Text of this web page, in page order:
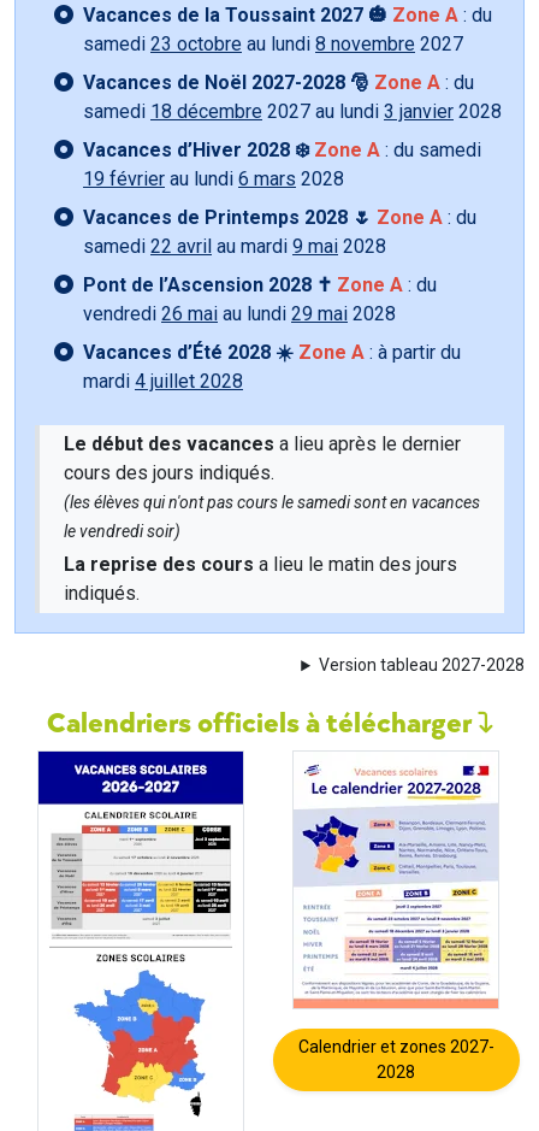
Vacances de la Toussaint 2027 🎃 Zone A : du
samedi 23 octobre au lundi 8 novembre 2027
Vacances de Noël 2027-2028 🎅 Zone A : du
samedi 18 décembre 2027 au lundi 3 janvier 2028
Vacances d’Hiver 2028 ❄️ Zone A : du samedi
19 février au lundi 6 mars 2028
Vacances de Printemps 2028 🌷 Zone A : du
samedi 22 avril au mardi 9 mai 2028
Pont de l’Ascension 2028 ✝️ Zone A : du
vendredi 26 mai au lundi 29 mai 2028
Vacances d’Été 2028 ☀️ Zone A : à partir du
mardi 4 juillet 2028
Le début des vacances a lieu après le dernier
cours des jours indiqués.
(les élèves qui n'ont pas cours le samedi sont en vacances
le vendredi soir)
La reprise des cours a lieu le matin des jours
indiqués.
Version tableau 2027-2028
Calendriers officiels à télécharger
Calendrier et zones 2027-
2028